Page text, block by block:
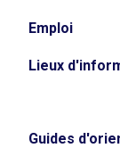
Emploi
Lieux
Guides